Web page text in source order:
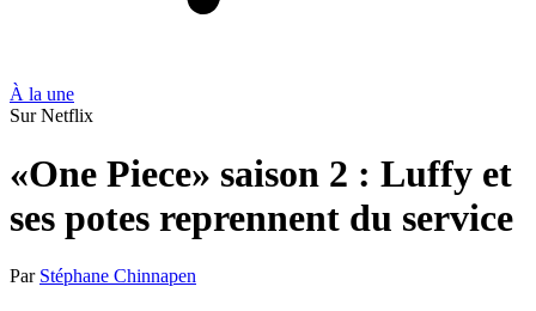
À la une
Sur Netflix
«One Piece» saison 2 : Luffy et
ses potes reprennent du service
Par Stéphane Chinnapen